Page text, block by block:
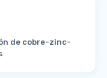
de cobre-zinc-